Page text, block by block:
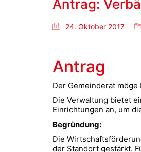
Antrag:
24. Oktober 2017
Antrag
Der Gemeinderat möge
​​Die Verwaltung bietet
Einrichtungen an, um
Begründung:
​​Die
der Standort gestärkt.